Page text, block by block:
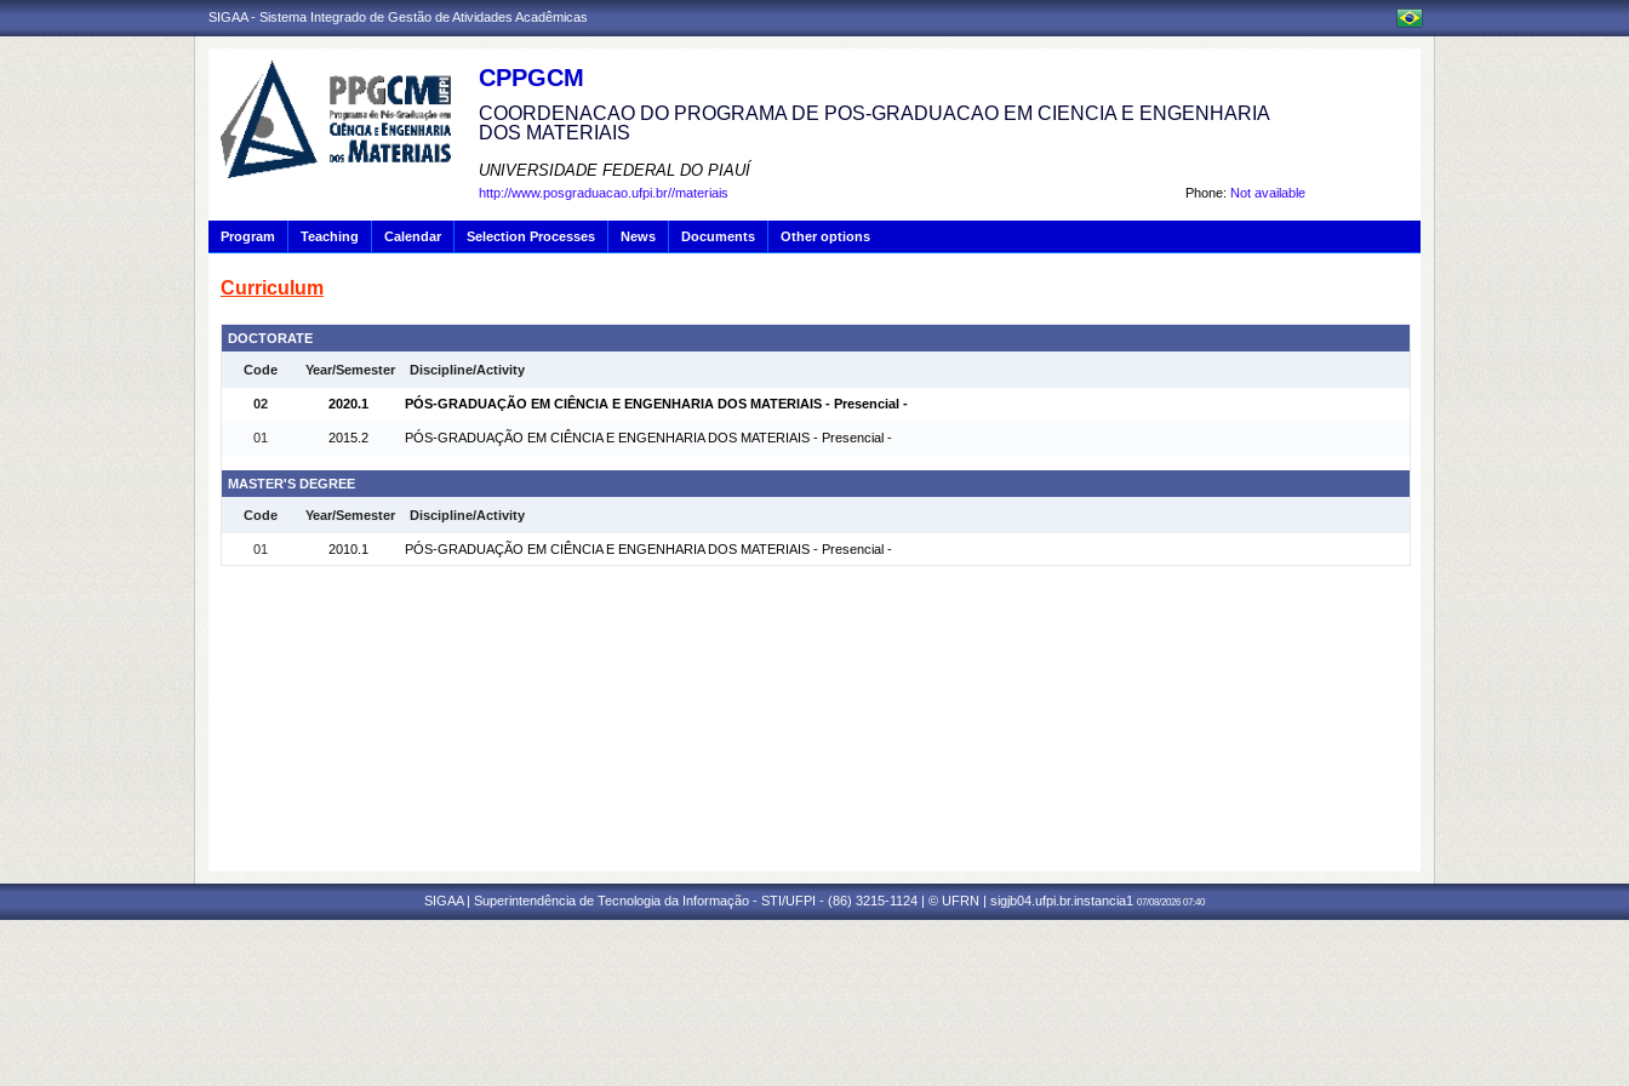
SIGAA - Sistema Integrado de Gestão de Atividades Acadêmicas
CPPGCM
COORDENACAO DO PROGRAMA DE POS-GRADUACAO EM CIENCIA E ENGENHARIA
DOS MATERIAIS
UNIVERSIDADE FEDERAL DO PIAUÍ
Phone: Not available
http://www.posgraduacao.ufpi.br//materiais
Program Teaching Calendar Selection Processes News Documents Other options
Curriculum
DOCTORATE
Code Year/Semester Discipline/Activity
02 2020.1 PÓS-GRADUAÇÃO EM CIÊNCIA E ENGENHARIA DOS MATERIAIS - Presencial -
01 2015.2 PÓS-GRADUAÇÃO EM CIÊNCIA E ENGENHARIA DOS MATERIAIS - Presencial -
MASTER'S DEGREE
Code Year/Semester Discipline/Activity
01 2010.1 PÓS-GRADUAÇÃO EM CIÊNCIA E ENGENHARIA DOS MATERIAIS - Presencial -
SIGAA | Superintendência de Tecnologia da Informação - STI/UFPI - (86) 3215-1124 | © UFRN | sigjb04.ufpi.br.instancia1 07/08/2026 07:40